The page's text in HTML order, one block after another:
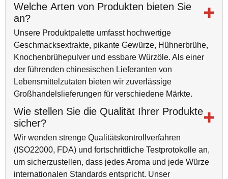
Welche Arten von Produkten bieten Sie
an?
Unsere Produktpalette umfasst hochwertige
Geschmacksextrakte, pikante Gewürze, Hühnerbrühe,
Knochenbrühepulver und essbare Würzöle. Als einer
der führenden chinesischen Lieferanten von
Lebensmittelzutaten bieten wir zuverlässige
Großhandelslieferungen für verschiedene Märkte.
Wie stellen Sie die Qualität Ihrer Produkte
sicher?
Wir wenden strenge Qualitätskontrollverfahren
(ISO22000, FDA) und fortschrittliche Testprotokolle an,
um sicherzustellen, dass jedes Aroma und jede Würze
internationalen Standards entspricht. Unser